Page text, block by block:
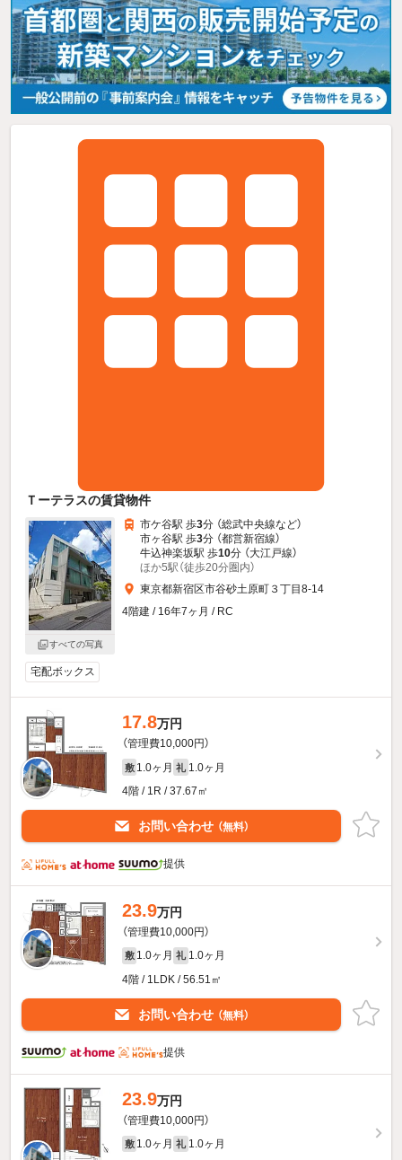
Ｔーテラスの賃貸物件
すべての写真
市ケ谷駅 歩3分 （総武中央線など）
市ヶ谷駅 歩3分 （都営新宿線）
牛込神楽坂駅 歩10分 （大江戸線）
ほか5駅（徒歩20分圏内）
東京都新宿区市谷砂土原町３丁目8-14
4階建 / 16年7ヶ月 / RC
宅配ボックス
17.8万円
（管理費10,000円）
敷 1.0ヶ月 礼 1.0ヶ月
4階 / 1R / 37.67㎡
お問い合わせ （無料）
提供
23.9万円
（管理費10,000円）
敷 1.0ヶ月 礼 1.0ヶ月
4階 / 1LDK / 56.51㎡
お問い合わせ （無料）
提供
23.9万円
（管理費10,000円）
敷 1.0ヶ月 礼 1.0ヶ月